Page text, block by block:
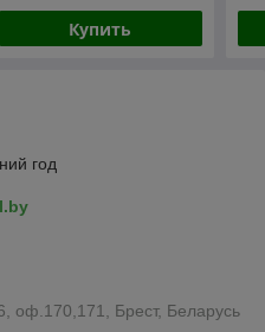
Купить
год
оф.170,171, Брест, Беларусь